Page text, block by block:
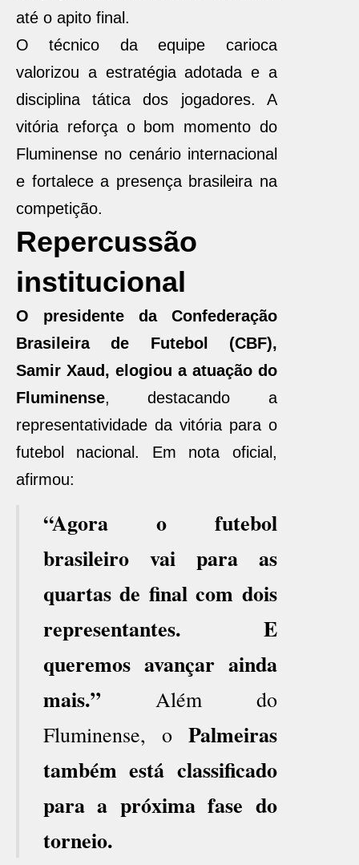
até o apito final.
O técnico da equipe carioca
valorizou a estratégia adotada e a
disciplina tática dos jogadores. A
vitória reforça o bom momento do
Fluminense no cenário internacional
e fortalece a presença brasileira na
competição.
Repercussão
institucional
O presidente da Confederação
Brasileira de Futebol (CBF),
Samir Xaud, elogiou a atuação do
Fluminense, destacando a
representatividade da vitória para o
futebol nacional. Em nota oficial,
afirmou:
“Agora o futebol
brasileiro vai para as
quartas de final com dois
representantes. E
queremos avançar ainda
mais.” Além do
Fluminense, o Palmeiras
também está classificado
para a próxima fase do
torneio.